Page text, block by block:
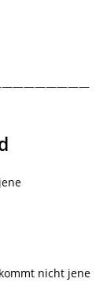
nicht jene